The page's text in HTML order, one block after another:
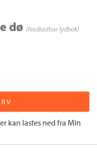
dø (Nedlastbar lydbok)
kan lastes ned fra Min